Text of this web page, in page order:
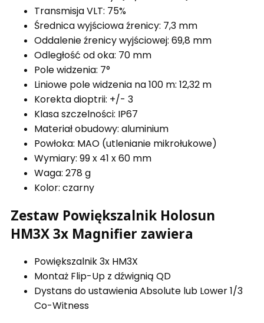
Transmisja VLT: 75%
Średnica wyjściowa źrenicy: 7,3 mm
Oddalenie źrenicy wyjściowej: 69,8 mm
Odległość od oka: 70 mm
Pole widzenia: 7°
Liniowe pole widzenia na 100 m: 12,32 m
Korekta dioptrii: +/- 3
Klasa szczelności: IP67
Materiał obudowy: aluminium
Powłoka: MAO (utlenianie mikrołukowe)
Wymiary: 99 x 41 x 60 mm
Waga: 278 g
Kolor: czarny
Zestaw Powiększalnik Holosun
HM3X 3x Magnifier zawiera
Powiększalnik 3x HM3X
Montaż Flip-Up z dźwignią QD
Dystans do ustawienia Absolute lub Lower 1/3
Co-Witness